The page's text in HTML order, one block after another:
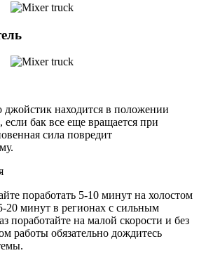
джойстик находится в положении
если бак все еще вращается при
сила повредит
поработать 5-10 минут на холостом
20 минут в регионах с сильным
поработайте на малой скорости и без
работы обязательно дождитесь